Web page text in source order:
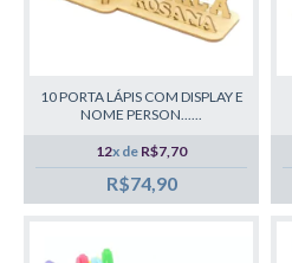
10 PORTA LÁPIS COM DISPLAY E
NOME PERSON......
12x de R$7,70
R$74,90